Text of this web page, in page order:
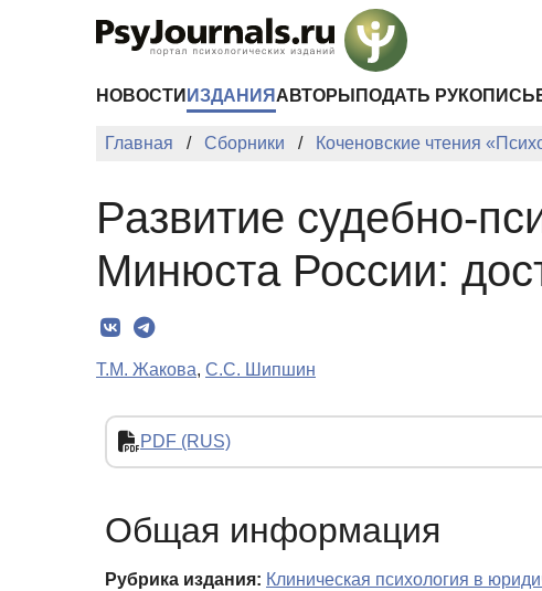
НОВОСТИ ИЗДАНИЯ АВТОРЫ ПОДАТЬ РУКОПИСЬ
Главная Сборники Коченовские чтения
Развитие судебно-
Минюста России:
Т.М. Жакова, С.С. Шипшин
PDF (RUS)
Общая информация
Рубрика издания: Клиническая психология в